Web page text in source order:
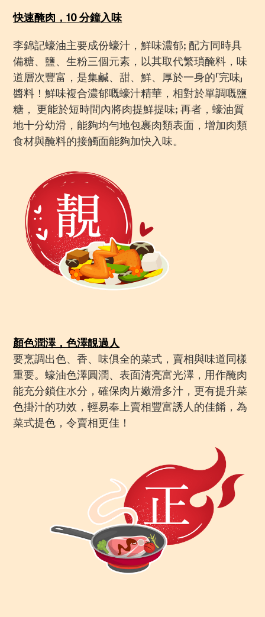
快速醃肉，10分鐘入味
李錦記蠔油主要成份蠔汁，鮮味濃郁; 配方同時具
備糖、鹽、生粉三個元素，以其取代繁瑣醃料，味
道層次豐富，是集鹹、甜、鮮、厚於一身的「完味」
醬料！鮮味複合濃郁嘅蠔汁精華，相對於單調嘅鹽
糖， 更能於短時間內將肉提鮮提味; 再者，蠔油質
地十分幼滑，能夠均勻地包裹肉類表面，增加肉類
食材與醃料的接觸面能夠加快入味。
顏色潤澤，色澤靚過人
要烹調出色、香、味俱全的菜式，賣相與味道同樣
重要。蠔油色澤圓潤、表面清亮富光澤，用作醃肉
能充分鎖住水分，確保肉片嫩滑多汁，更有提升菜
色掛汁的功效，輕易奉上賣相豐富誘人的佳餚，為
菜式提色，令賣相更佳！